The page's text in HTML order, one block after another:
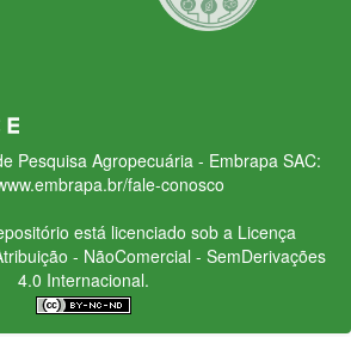
Pesquisa Agropecuária - Embrapa SAC:
fale-conosco
está licenciado sob a Licença
- NãoComercial - SemDerivações
4.0 Internacional.